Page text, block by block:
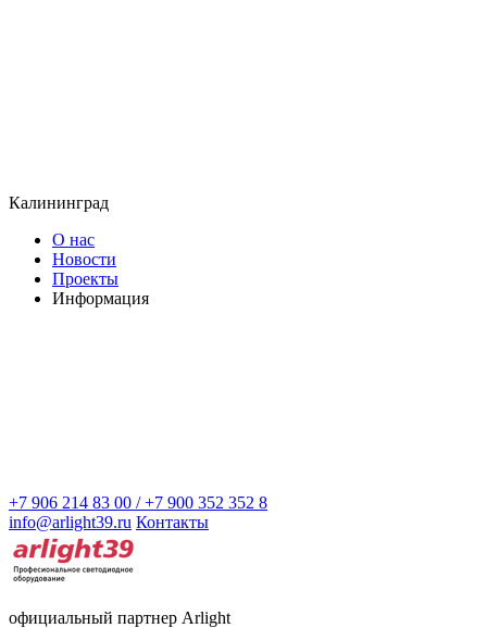
Калининград
О нас
Новости
Проекты
Информация
+7 906 214 83 00 / +7 900 352 352 8
info@arlight39.ru Контакты
официальный партнер Arlight